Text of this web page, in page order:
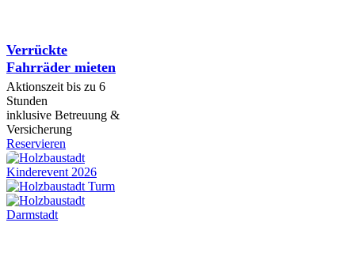
Verrückte
Fahrräder mieten
Aktionszeit bis zu 6
Stunden
inklusive Betreuung &
Versicherung
Reservieren